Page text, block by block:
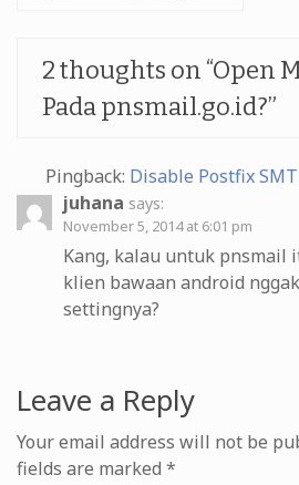
2 thoughts on “Open
Pada pnsmail.go.id?”
Pingback: Disable Postfix
juhana says:
November 5, 2014 at 6:01 pm
Kang, kalau untuk pnsmail
klien bawaan android
settingnya?
Leave a Reply
Your email address will not be
fields are marked *